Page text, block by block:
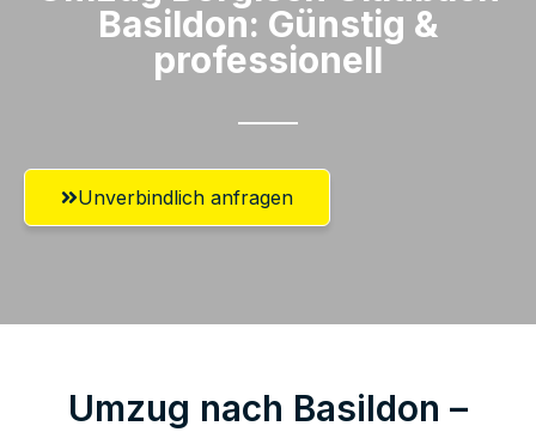
Basildon: Günstig &
professionell​
Unverbindlich anfragen
Umzug nach Basildon –